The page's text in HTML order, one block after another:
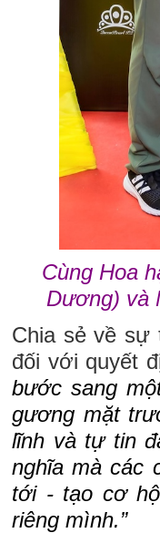
Cùng Hoa
Dương) và
Chia sẻ về sự
đối với quyết
bước sang
gương mặt
lĩnh và tự tin
nghĩa mà các
tới - tạo cơ
riêng mình.”